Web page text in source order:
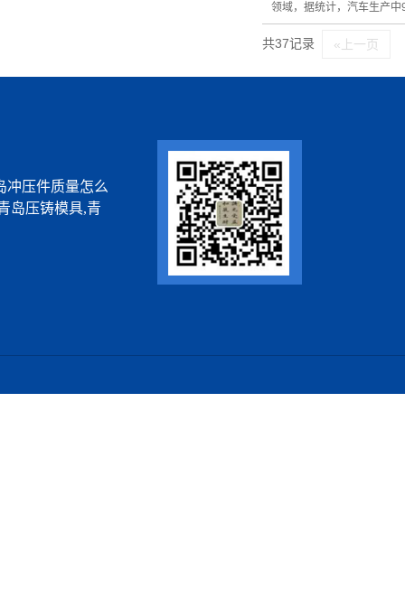
领域，据统计，汽车生产
共37记录 «上一页
冲压件质量怎么
岛压铸模具,青